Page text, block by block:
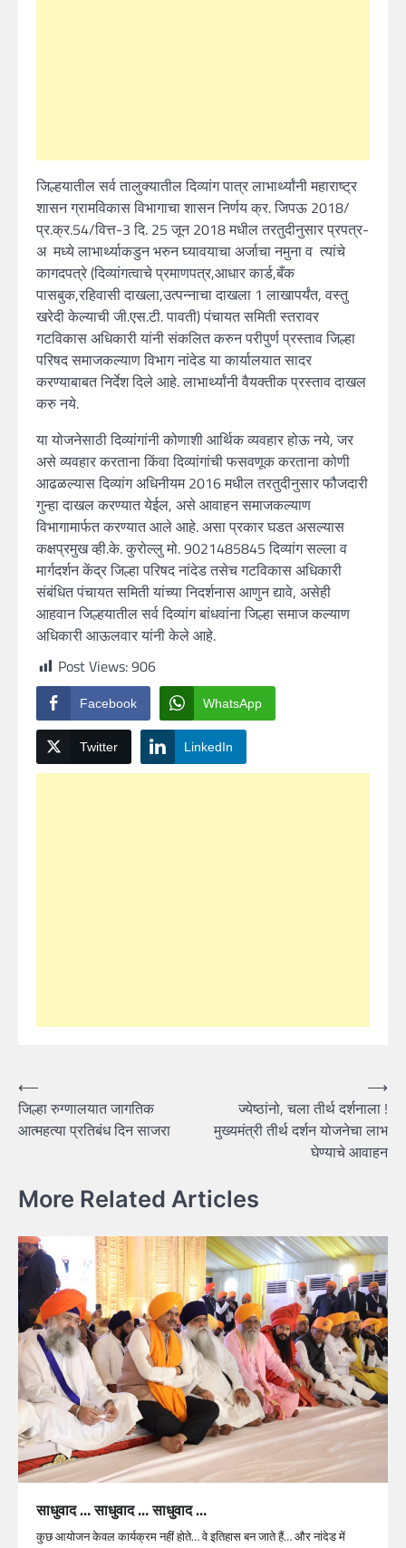
जिल्हयातील सर्व तालुक्यातील दिव्यांग पात्र लाभार्थ्यांनी महाराष्ट्र
शासन ग्रामविकास विभागाचा शासन निर्णय क्र. जिपऊ 2018/
प्र.क्र.54/वित्त-3 दि. 25 जून 2018 मधील तरतुदीनुसार प्रपत्र-
अ मध्ये लाभार्थ्याकडुन भरुन घ्यावयाचा अर्जाचा नमुना व त्यांचे
कागदपत्रे (दिव्यांगत्वाचे प्रमाणपत्र,आधार कार्ड,बँक
पासबुक,रहिवासी दाखला,उत्पन्नाचा दाखला 1 लाखापर्यंत, वस्तु
खरेदी केल्याची जी.एस.टी. पावती) पंचायत समिती स्तरावर
गटविकास अधिकारी यांनी संकलित करुन परीपुर्ण प्रस्ताव जिल्हा
परिषद समाजकल्याण विभाग नांदेड या कार्यालयात सादर
करण्याबाबत निर्देश दिले आहे. लाभार्थ्यांनी वैयक्तीक प्रस्ताव दाखल
करु नये.
या योजनेसाठी दिव्यांगांनी कोणाशी आर्थिक व्यवहार होऊ नये, जर
असे व्यवहार करताना किंवा दिव्यांगांची फसवणूक करताना कोणी
आढळल्यास दिव्यांग अधिनीयम 2016 मधील तरतुदीनुसार फौजदारी
गुन्हा दाखल करण्यात येईल, असे आवाहन समाजकल्याण
विभागामार्फत करण्यात आले आहे. असा प्रकार घडत असल्यास
कक्षप्रमुख व्ही.के. कुरोल्लु मो. 9021485845 दिव्यांग सल्ला व
मार्गदर्शन केंद्र जिल्हा परिषद नांदेड तसेच गटविकास अधिकारी
संबंधित पंचायत समिती यांच्या निदर्शनास आणुन द्यावे, असेही
आहवान जिल्हयातील सर्व दिव्यांग बांधवांना जिल्हा समाज कल्याण
अधिकारी आऊलवार यांनी केले आहे.
Post Views:906
Facebook WhatsApp
Twitter LinkedIn
Post
navigation
⟵
जिल्हा रुग्णालयात जागतिक
आत्महत्या प्रतिबंध दिन साजरा
ज्येष्ठांनो, चला तीर्थ दर्शनाला !
मुख्यमंत्री तीर्थ दर्शन योजनेचा लाभ
घेण्याचे आवाहन
⟶
More Related Articles
साधुवाद … साधुवाद … साधुवाद …
कुछ आयोजन केवल कार्यक्रम नहीं होते… वे इतिहास बन जाते हैं… और नांदेड में